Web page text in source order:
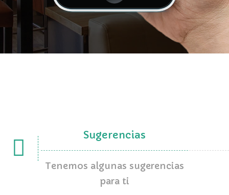
Sugerencias
Tenemos algunas sugerencias
para ti